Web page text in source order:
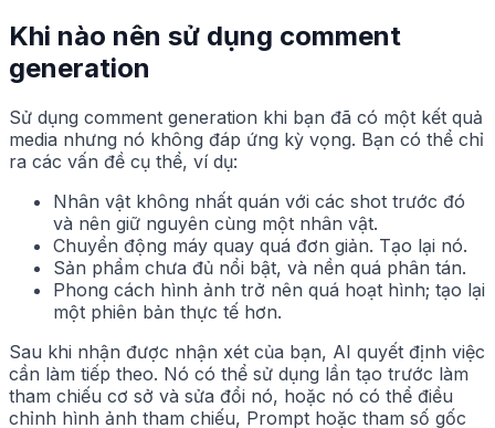
Khi nào nên sử dụng comment
generation
Sử dụng comment generation khi bạn đã có một kết quả
media nhưng nó không đáp ứng kỳ vọng. Bạn có thể chỉ
ra các vấn đề cụ thể, ví dụ:
Nhân vật không nhất quán với các shot trước đó
và nên giữ nguyên cùng một nhân vật.
Chuyển động máy quay quá đơn giản. Tạo lại nó.
Sản phẩm chưa đủ nổi bật, và nền quá phân tán.
Phong cách hình ảnh trở nên quá hoạt hình; tạo lại
một phiên bản thực tế hơn.
Sau khi nhận được nhận xét của bạn, AI quyết định việc
cần làm tiếp theo. Nó có thể sử dụng lần tạo trước làm
tham chiếu cơ sở và sửa đổi nó, hoặc nó có thể điều
chỉnh hình ảnh tham chiếu, Prompt hoặc tham số gốc